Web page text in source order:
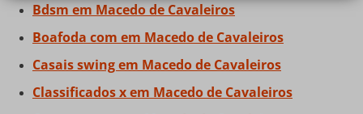
Bdsm em Macedo de Cavaleiros
Boafoda com em Macedo de Cavaleiros
Casais swing em Macedo de Cavaleiros
Classificados x em Macedo de Cavaleiros